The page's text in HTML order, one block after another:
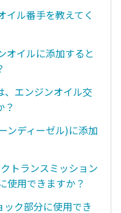
イル番手を教えてく
オイルに添加すると
、エンジンオイル交
？
ンディーゼル)に添加
トランスミッション
使用できますか？
ク部分に使用でき